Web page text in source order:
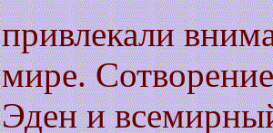
привлекали
мире.
Эден и